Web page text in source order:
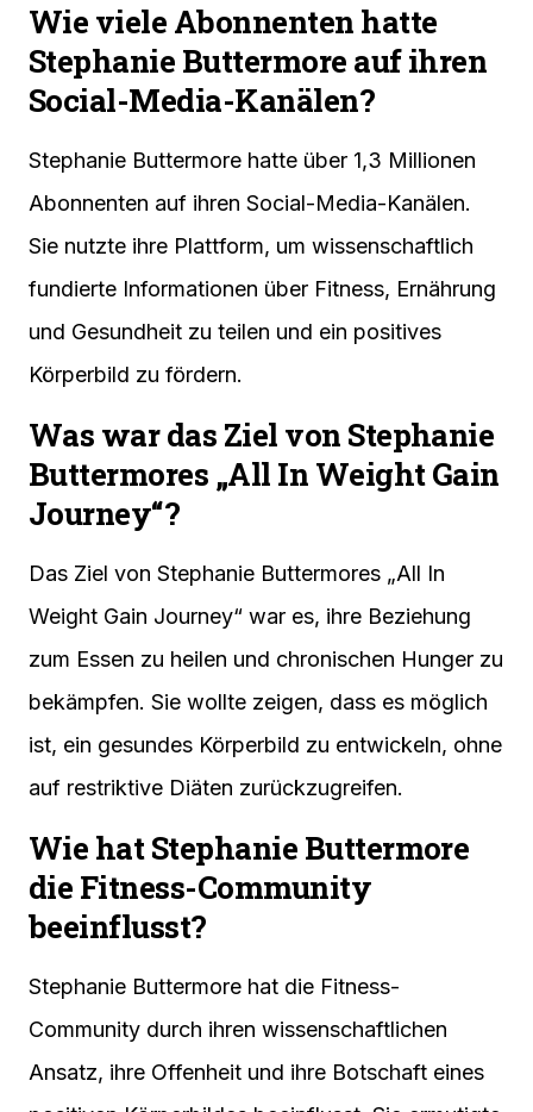
Wie viele Abonnenten hatte
Stephanie Buttermore auf ihren
Social-Media-Kanälen?
Stephanie Buttermore hatte über 1,3 Millionen
Abonnenten auf ihren Social-Media-Kanälen.
Sie nutzte ihre Plattform, um wissenschaftlich
fundierte Informationen über Fitness, Ernährung
und Gesundheit zu teilen und ein positives
Körperbild zu fördern.
Was war das Ziel von Stephanie
Buttermores „All In Weight Gain
Journey“?
Das Ziel von Stephanie Buttermores „All In
Weight Gain Journey“ war es, ihre Beziehung
zum Essen zu heilen und chronischen Hunger zu
bekämpfen. Sie wollte zeigen, dass es möglich
ist, ein gesundes Körperbild zu entwickeln, ohne
auf restriktive Diäten zurückzugreifen.
Wie hat Stephanie Buttermore
die Fitness-Community
beeinflusst?
Stephanie Buttermore hat die Fitness-
Community durch ihren wissenschaftlichen
Ansatz, ihre Offenheit und ihre Botschaft eines